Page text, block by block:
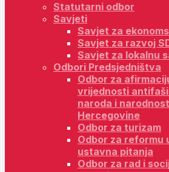
Statutarni odbor
Savjeti
Savjet za
Savjet za razvoj
Savjet za lokalnu
Odbori Predsjedništva
Odbor za
vrijednosti
naroda i
Hercegovine
Odbor za turizam
Odbor za reformu
ustavna pitanja
Odbor za rad i